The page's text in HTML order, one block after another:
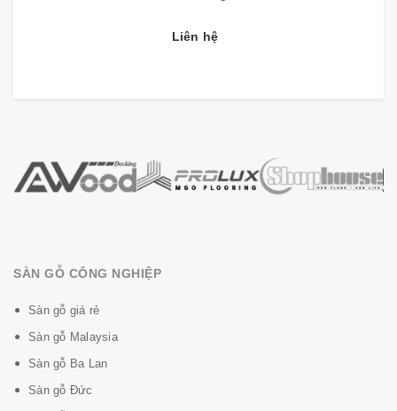
Lớp giấy vân gỗ với lớp chống mài mòn:
Lớp PVC:mang lại sản phẩm độ ổn định sàn cao, kết
cấu bền vững, chắc chắn. (Dầy 1,5mm)
không cần keo.
Liên hệ
SÀN GỖ CÔNG NGHIỆP
Sàn gỗ giá rẻ
Sàn gỗ Malaysia
Sàn gỗ Ba Lan
Sàn gỗ Đức